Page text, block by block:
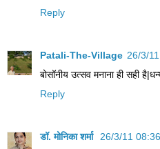
Reply
Patali-The-Village 26/3/
बोसॉनीय उत्सव मनाना ही सही
Reply
डॉ. मोनिका शर्मा
26/3/11 08:36